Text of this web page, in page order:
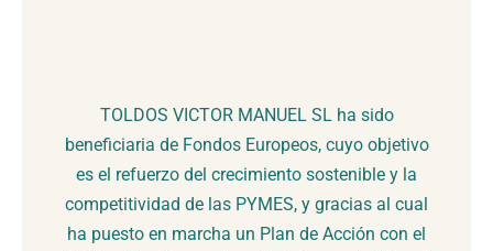
TOLDOS VICTOR MANUEL SL ha sido
beneficiaria de Fondos Europeos, cuyo objetivo
es el refuerzo del crecimiento sostenible y la
competitividad de las PYMES, y gracias al cual
ha puesto en marcha un Plan de Acción con el